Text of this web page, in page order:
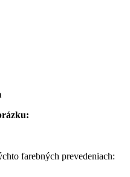
farebných prevedeniach: